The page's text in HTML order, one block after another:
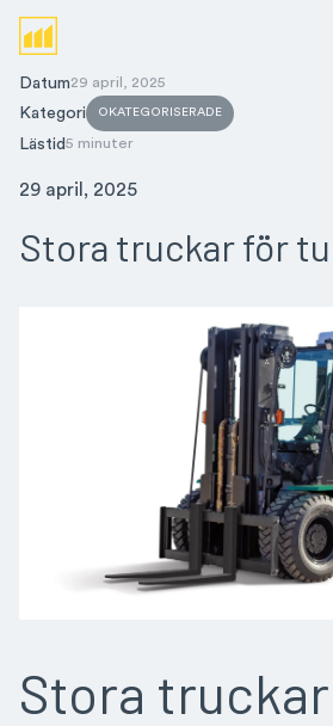
Datum29 april, 2025
Kategori OKATEGORISERADE
Lästid5 minuter
29 april, 2025
Stora truckar för
Stora